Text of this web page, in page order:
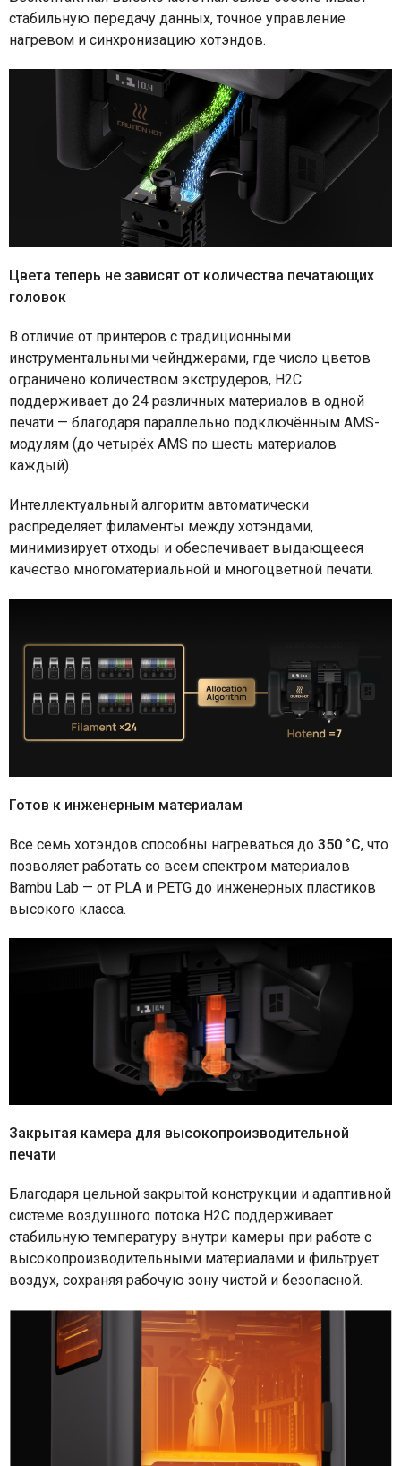
стабильную передачу данных, точное управление
нагревом и синхронизацию хотэндов.
Цвета теперь не зависят от количества печатающих
головок
В отличие от принтеров с традиционными
инструментальными чейнджерами, где число цветов
ограничено количеством экструдеров, H2C
поддерживает до 24 различных материалов в одной
печати — благодаря параллельно подключённым AMS-
модулям (до четырёх AMS по шесть материалов
каждый).
Интеллектуальный алгоритм автоматически
распределяет филаменты между хотэндами,
минимизирует отходы и обеспечивает выдающееся
качество многоматериальной и многоцветной печати.
Готов к инженерным материалам
Все семь хотэндов способны нагреваться до 350 °C, что
позволяет работать со всем спектром материалов
Bambu Lab — от PLA и PETG до инженерных пластиков
высокого класса.
Закрытая камера для высокопроизводительной
печати
Благодаря цельной закрытой конструкции и адаптивной
системе воздушного потока H2C поддерживает
стабильную температуру внутри камеры при работе с
высокопроизводительными материалами и фильтрует
воздух, сохраняя рабочую зону чистой и безопасной.